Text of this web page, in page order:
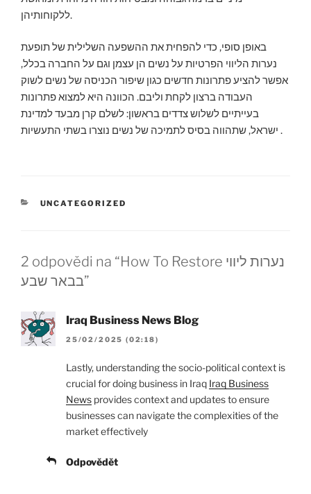
ללקוחותיהן.
באופן סופי, כדי להפחית את ההשפעה השלילית של תופעת
נערות הליווי הפרטיות על נשים הן עצמן וגם על החברה בכלל,
אפשר להציע פתרונות חדשים כגון שיפור הכניסה של נשים לשוק
העבודה ברצון לקחת וליבם. הכוונה היא למצוא פתרונות
בעייתיים לשלוש צדדים בראשון: לשלם קרן מבעד למדינת
ישראל, שתהווה בסיס לתמיכה של נשים נוצרו בשתי התעשיות .
RUBRIKY
UNCATEGORIZED
2 odpovědi na “How To Restore נערות ליווי
בבאר שבע”
Iraq Business News Blog
25/02/2025 (02:18)
Lastly, understanding the socio-political context is
crucial for doing business in Iraq Iraq Business
News provides context and updates to ensure
businesses can navigate the complexities of the
market effectively
Odpovědět